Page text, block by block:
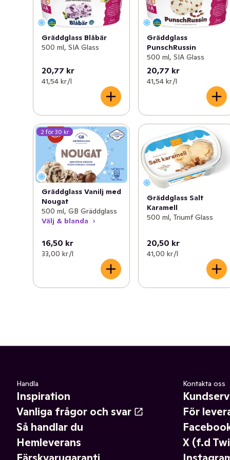
Gräddglass Blåbär
500 ml, SIA Glass
20,77 kr
41,54 kr /l
Gräddglass
PunschRussin
500 ml, SIA Glass
20,77 kr
41,54 kr /l
2 för 30 kr
Gräddglass Vanilj med
Nougat
500 ml, GB Gräddglass
Välj & blanda
16,50 kr
33,00 kr /l
Gräddglass Salt
Karamell
500 ml, Triumf Glass
20,50 kr
41,00 kr /l
Handla
Inspiration
Vanliga frågor och svar
Så handlar du
Hemleverans
Kontakta oss
För
X (f.d